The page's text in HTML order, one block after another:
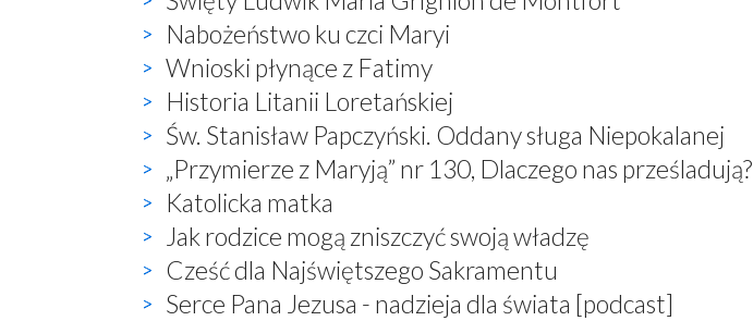
Nabożeństwo ku czci Maryi
Wnioski płynące z Fatimy
Historia Litanii Loretańskiej
Św. Stanisław Papczyński. Oddany sługa Niepokalanej
„Przymierze z Maryją” nr 130, Dlaczego nas prześladują?
Katolicka matka
Jak rodzice mogą zniszczyć swoją władzę
Cześć dla Najświętszego Sakramentu
Serce Pana Jezusa - nadzieja dla świata [podcast]